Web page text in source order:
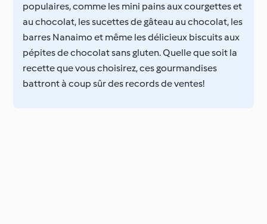
populaires, comme les mini pains aux courgettes et
au chocolat, les sucettes de gâteau au chocolat, les
barres Nanaimo et même les délicieux biscuits aux
pépites de chocolat sans gluten. Quelle que soit la
recette que vous choisirez, ces gourmandises
battront à coup sûr des records de ventes!